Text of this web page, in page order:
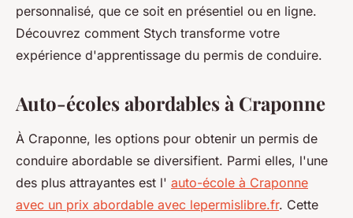
personnalisé, que ce soit en présentiel ou en ligne.
Découvrez comment Stych transforme votre
expérience d'apprentissage du permis de conduire.
Auto-écoles abordables à Craponne
À Craponne, les options pour obtenir un permis de
conduire abordable se diversifient. Parmi elles, l'une
des plus attrayantes est l' auto-école à Craponne
avec un prix abordable avec lepermislibre.fr. Cette